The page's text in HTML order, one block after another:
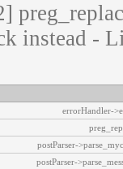
instead -
errorHandler-
postParser-
postParser-